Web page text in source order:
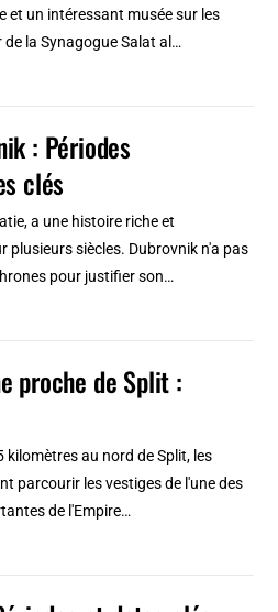
et un intéressant musée sur les
la Synagogue Salat al…
: Périodes
clés
a une histoire riche et
plusieurs siècles. Dubrovnik n'a pas
pour justifier son…
proche de Split :
kilomètres au nord de Split, les
parcourir les vestiges de l'une des
de l'Empire…